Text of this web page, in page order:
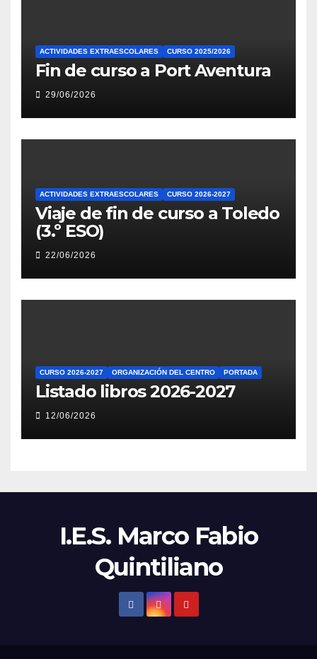
ACTIVIDADES EXTRAESCOLARES CURSO 2025/2026
Fin de curso a Port Aventura
29/06/2026
ACTIVIDADES EXTRAESCOLARES CURSO 2026-2027
Viaje de fin de curso a Toledo
(3.º ESO)
22/06/2026
CURSO 2026-2027 ORGANIZACIÓN DEL CENTRO PORTADA
Listado libros 2026-2027
12/06/2026
I.E.S. Marco Fabio
Quintiliano